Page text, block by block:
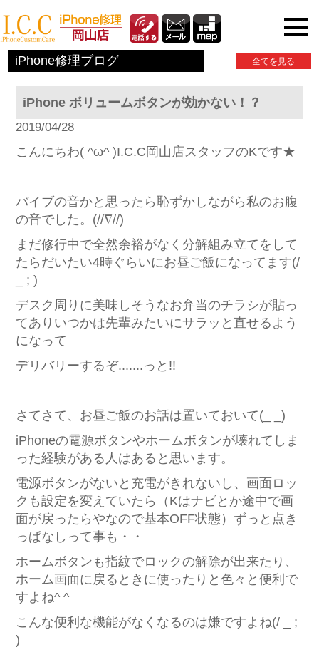
iPhone修理ブログ 全てを見る
iPhone ボリュームボタンが効かない！？
2019/04/28
こんにちわ( ^ω^ )I.C.C岡山店スタッフのKです★
バイブの音かと思ったら恥ずかしながら私のお腹
の音でした。(//∇//)
まだ修行中で全然余裕がなく分解組み立てをして
たらだいたい4時ぐらいにお昼ご飯になってます(/
_ ; )
デスク周りに美味しそうなお弁当のチラシが貼っ
てありいつかは先輩みたいにサラッと直せるよう
になって
デリバリーするぞ.......っと!!
さてさて、お昼ご飯のお話は置いておいて(_ _)
iPhoneの電源ボタンやホームボタンが壊れてしま
った経験がある人はあると思います。
電源ボタンがないと充電がきれないし、画面ロッ
クも設定を変えていたら（Kはナビとか途中で画
面が戻ったらやなので基本OFF状態）ずっと点き
っぱなしって事も・・
ホームボタンも指紋でロックの解除が出来たり、
ホーム画面に戻るときに使ったりと色々と便利で
すよね^ ^
こんな便利な機能がなくなるのは嫌ですよね(/ _ ;
)